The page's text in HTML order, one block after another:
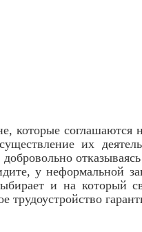
которые соглашаются
их
у неформальной
и на который
трудоустройство